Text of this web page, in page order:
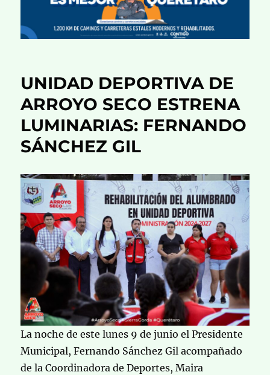
UNIDAD DEPORTIVA DE
ARROYO SECO ESTRENA
LUMINARIAS: FERNANDO
SÁNCHEZ GIL
La noche de este lunes 9 de junio el Presidente
Municipal, Fernando Sánchez Gil acompañado
de la Coordinadora de Deportes, Maira